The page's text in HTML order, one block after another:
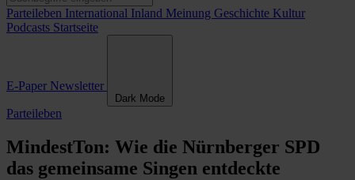
Parteileben International Inland Meinung Geschichte Kultur
Podcasts Startseite
E-Paper Newsletter
Dark Mode
Parteileben
MindestTon: Wie die Nürnberger SPD
das gemeinsame Singen entdeckte